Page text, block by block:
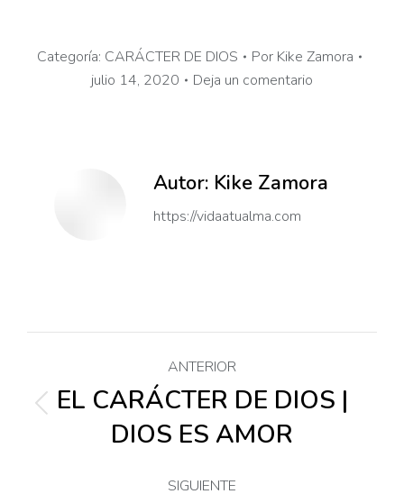
Categoría: CARÁCTER DE DIOS Por Kike Zamora
julio 14, 2020
Deja un comentario
Autor: Kike Zamora
https://vidaatualma.com
Navegación
entre
publicaciones
ANTERIOR
Publicación
anterior:
EL CARÁCTER DE DIOS |
DIOS ES AMOR
SIGUIENTE